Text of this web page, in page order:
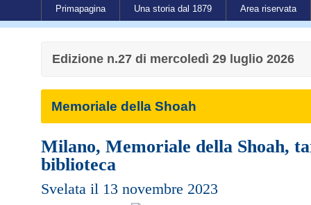
Primapagina Una storia dal 1879 Area riservata
Edizione n.27 di mercoledì 29 luglio 2026
Memoriale della Shoah
Milano, Memoriale della Shoah,
biblioteca
Svelata il 13 novembre 2023